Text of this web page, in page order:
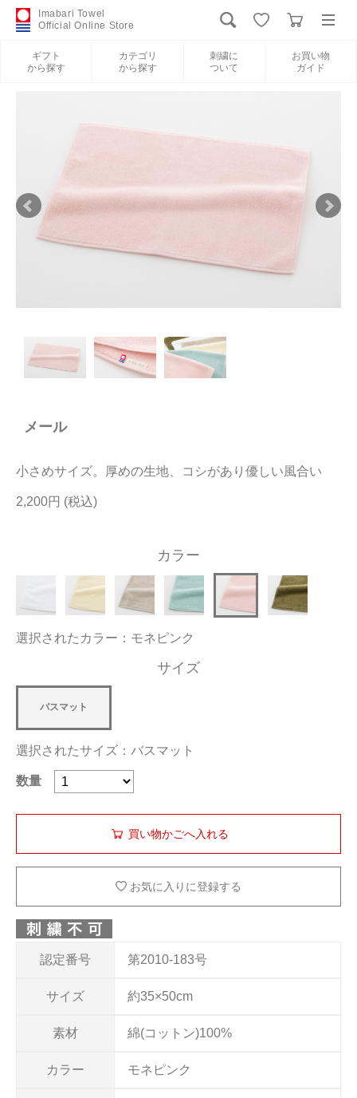
Imabari Towel
Official Online Store
ギフト
から探す
カテゴリ
から探す
刺繍に
ついて
お買い物
ガイド
新規会員登録
刺繍について
当サイトについて
大量購入・法人向けの購入の方は
お問い合わせ
メール
小さめサイズ。厚めの生地、コシがあり優しい風合い
2,200円
認定番号 第2010-183号
サイズ 約35×50cm
素材 綿(コットン)100%
カラー モネピンク
カラー
選択されたカラー：モネピンク
サイズ
バスマット
選択されたサイズ：バスマット
数量
お気に入りに登録する